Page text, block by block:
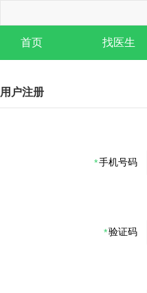
首页 找医生
用户注册
手机号码
验证码